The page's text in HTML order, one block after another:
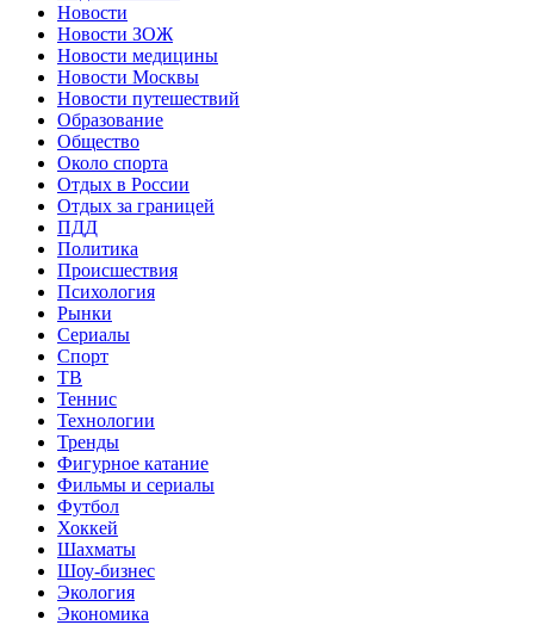
Новости
Новости ЗОЖ
Новости медицины
Новости Москвы
Новости путешествий
Образование
Общество
Около спорта
Отдых в России
Отдых за границей
ПДД
Политика
Происшествия
Психология
Рынки
Сериалы
Спорт
ТВ
Теннис
Технологии
Тренды
Фигурное катание
Фильмы и сериалы
Футбол
Хоккей
Шахматы
Шоу-бизнес
Экология
Экономика